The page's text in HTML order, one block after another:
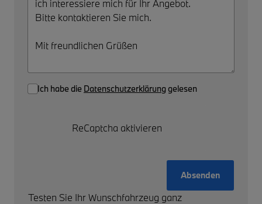
Ich habe die Datenschutzerklärung gelesen
ReCaptcha aktivieren
Absenden
Testen Sie Ihr Wunschfahrzeug ganz